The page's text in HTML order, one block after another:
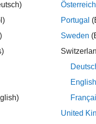
Österreich
Portugal
Sweden
English
United